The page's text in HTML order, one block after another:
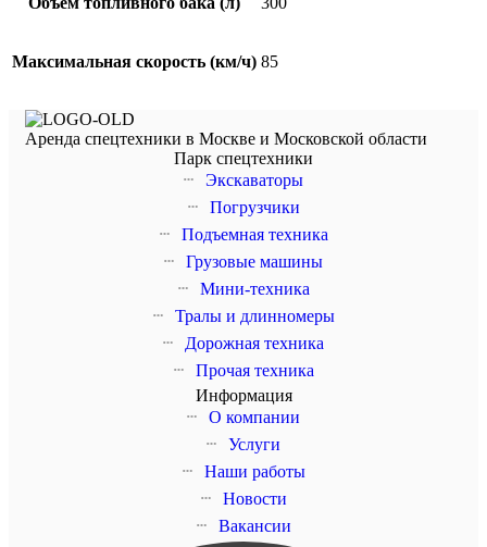
Максимальная скорость (км/ч) 85
Аренда спецтехники в Москве и Московской области
Парк спецтехники
Экскаваторы
Погрузчики
Подъемная техника
Грузовые машины
Мини-техника
Тралы и длинномеры
Дорожная техника
Прочая техника
Информация
О компании
Услуги
Наши работы
Новости
Вакансии